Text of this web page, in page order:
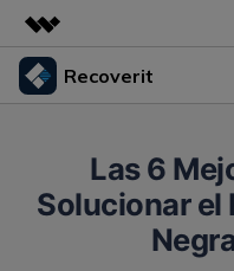
Productos destacados
Empresas
Resumen
Recoverit
Recoverit
Líder en
Funciones
Las 6
Solucionar el